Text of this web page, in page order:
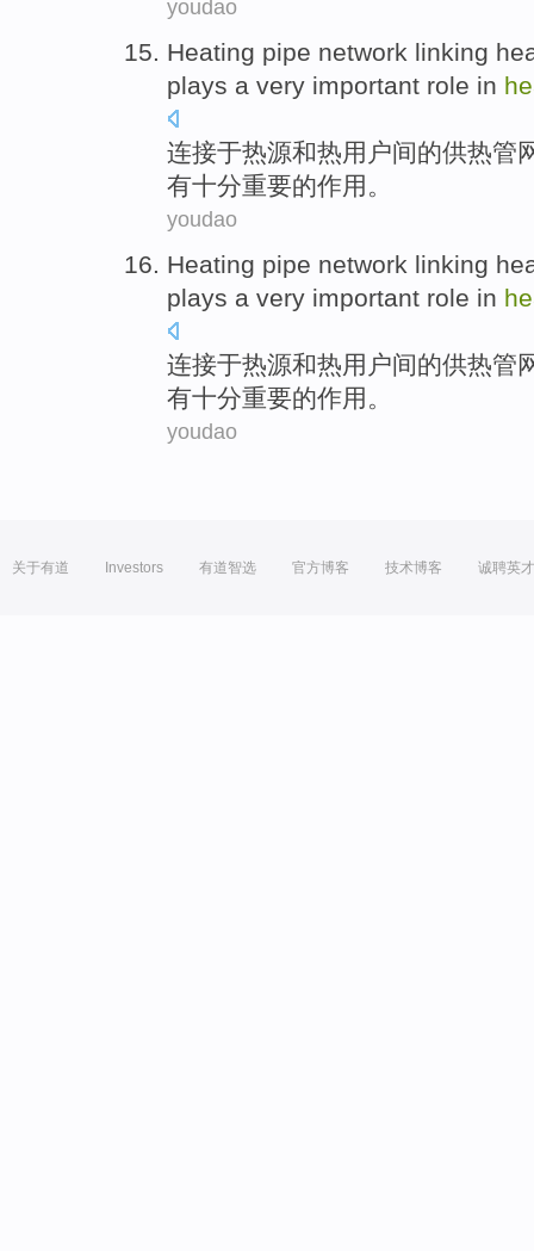
youdao
Heating pipe network linking
plays a very important role in
连接于热源和热用户间的供热管
有十分重要的作用 。
youdao
Heating pipe network linking
plays a very important role in
连接于热源和热用户间的供热管
有十分重要的作用 。
youdao
关于有道 Investors 有道智选 官方博客 技术博客 诚聘英才